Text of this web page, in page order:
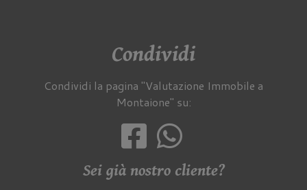
Condividi
Condividi la pagina "Valutazione Immobile a
Montaione" su:
Sei già nostro cliente?